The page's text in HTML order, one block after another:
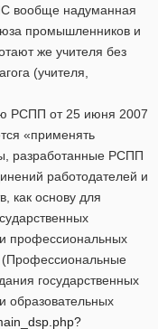
вообще надуманная
промышленников и
же учителя без
(учителя,
РСПП от 25 июня 2007
«применять
разработанные РСПП
работодателей и
как основу для
профессиональных
(Профессиональные
государственных
образовательных